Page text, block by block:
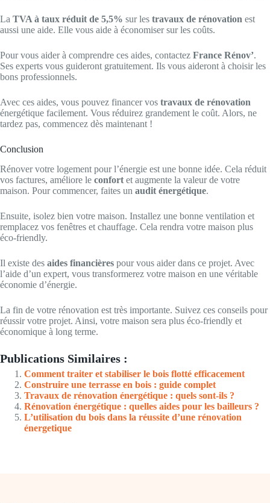
La TVA à taux réduit de 5,5% sur les travaux de rénovation est
aussi une aide. Elle vous aide à économiser sur les coûts.
Pour vous aider à comprendre ces aides, contactez France Rénov’.
Ses experts vous guideront gratuitement. Ils vous aideront à choisir les
bons professionnels.
Avec ces aides, vous pouvez financer vos travaux de rénovation
énergétique facilement. Vous réduirez grandement le coût. Alors, ne
tardez pas, commencez dès maintenant !
Conclusion
Rénover votre logement pour l’énergie est une bonne idée. Cela réduit
vos factures, améliore le confort et augmente la valeur de votre
maison. Pour commencer, faites un audit énergétique.
Ensuite, isolez bien votre maison. Installez une bonne ventilation et
remplacez vos fenêtres et chauffage. Cela rendra votre maison plus
éco-friendly.
Il existe des aides financières pour vous aider dans ce projet. Avec
l’aide d’un expert, vous transformerez votre maison en une véritable
économie d’énergie.
La fin de votre rénovation est très importante. Suivez ces conseils pour
réussir votre projet. Ainsi, votre maison sera plus éco-friendly et
économique à long terme.
Publications Similaires :
Comment traiter et stabiliser le bois flotté efficacement
Construire une terrasse en bois : guide complet
Travaux de rénovation énergétique : quels sont-ils ?
Rénovation énergétique : quelles aides pour les bailleurs ?
L’utilisation du bois dans la réussite d’une rénovation
énergetique